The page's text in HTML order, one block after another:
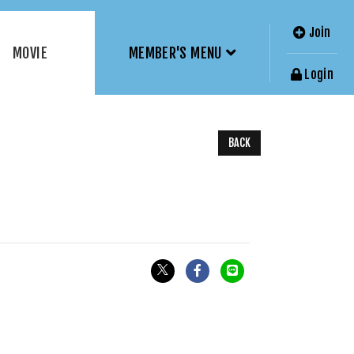
MOVIE MEMBER'S MENU
Join
Login
BACK